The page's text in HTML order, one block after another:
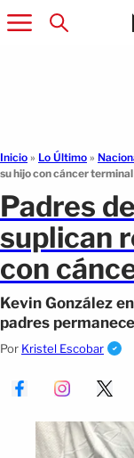
Inicio » Lo Último »
su hijo con cáncer terminal
Padres
suplican
con
Kevin González
padres
generado
Por Kristel Escobar